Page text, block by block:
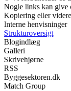
Nogle links kan give
Kopiering eller
Interne henvisninger
Strukturoversigt
Blogindlæg
Galleri
Skrivehjørne
RSS
Byggesektoren.dk
Match Group